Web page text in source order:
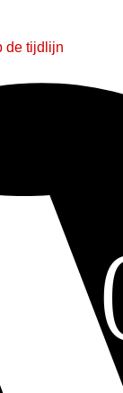
de tijdlijn